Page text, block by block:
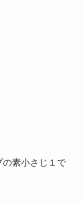
素小さじ１で